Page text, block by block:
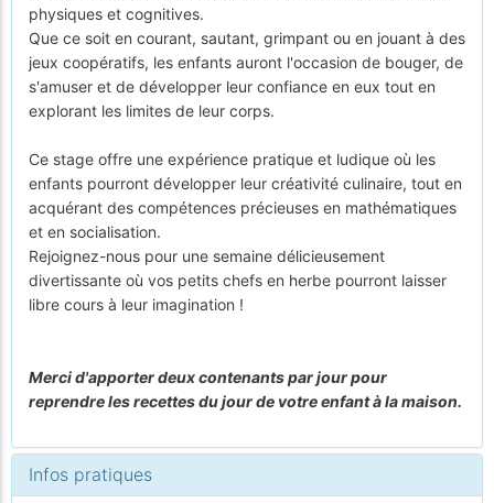
physiques et cognitives.
Que ce soit en courant, sautant, grimpant ou en jouant à des
jeux coopératifs, les enfants auront l'occasion de bouger, de
s'amuser et de développer leur confiance en eux tout en
explorant les limites de leur corps.
Ce stage offre une expérience pratique et ludique où les
enfants pourront développer leur créativité culinaire, tout en
acquérant des compétences précieuses en mathématiques
et en socialisation.
Rejoignez-nous pour une semaine délicieusement
divertissante où vos petits chefs en herbe pourront laisser
libre cours à leur imagination !
Merci d'apporter deux contenants par jour pour
reprendre les recettes du jour de votre enfant à la maison.
Infos pratiques